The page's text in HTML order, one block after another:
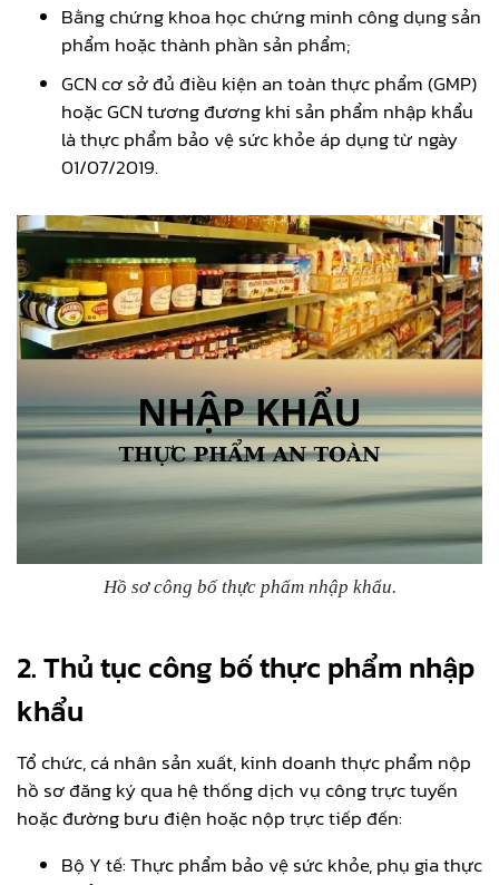
Bằng chứng khoa học chứng minh công dụng sản
phẩm hoặc thành phần sản phẩm;
GCN cơ sở đủ điều kiện an toàn thực phẩm (GMP)
hoặc GCN tương đương khi sản phẩm nhập khẩu
là thực phẩm bảo vệ sức khỏe áp dụng từ ngày
01/07/2019.
Hồ sơ công bố thực phẩm nhập khẩu.
2. Thủ tục công bố thực phẩm nhập
khẩu
Tổ chức, cá nhân sản xuất, kinh doanh thực phẩm nộp
hồ sơ đăng ký qua hệ thống dịch vụ công trực tuyến
hoặc đường bưu điện hoặc nộp trực tiếp đến:
Bộ Y tế: Thực phẩm bảo vệ sức khỏe, phụ gia thực